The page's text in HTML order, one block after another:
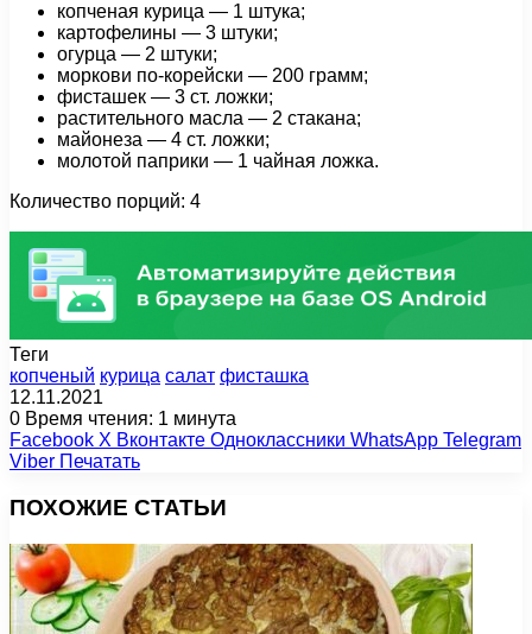
копченая курица — 1 штука;
картофелины — 3 штуки;
огурца — 2 штуки;
моркови по-корейски — 200 грамм;
фисташек — 3 ст. ложки;
растительного масла — 2 стакана;
майонеза — 4 ст. ложки;
молотой паприки — 1 чайная ложка.
Количество порций: 4
Теги
копченый курица салат фисташка
12.11.2021
0 Время чтения: 1 минута
Facebook X Вконтакте Одноклассники WhatsApp Telegram
Viber Печатать
ПОХОЖИЕ СТАТЬИ